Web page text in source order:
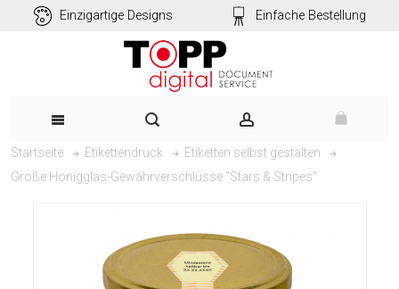
Einzigartige Designs Einfache Bestellung
Startseite Etikettendruck
Etiketten selbst gestalten
Große Honigglas-Gewährverschlüsse "Stars & Stripes"